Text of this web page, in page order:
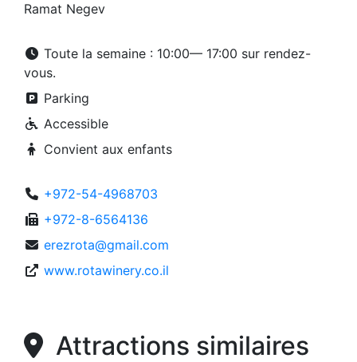
Ramat Negev
Toute la semaine : 10:00— 17:00 sur rendez-
vous.
Parking
Accessible
Convient aux enfants
+972-54-4968703
+972-8-6564136
erezrota@gmail.com
www.rotawinery.co.il
Attractions similaires